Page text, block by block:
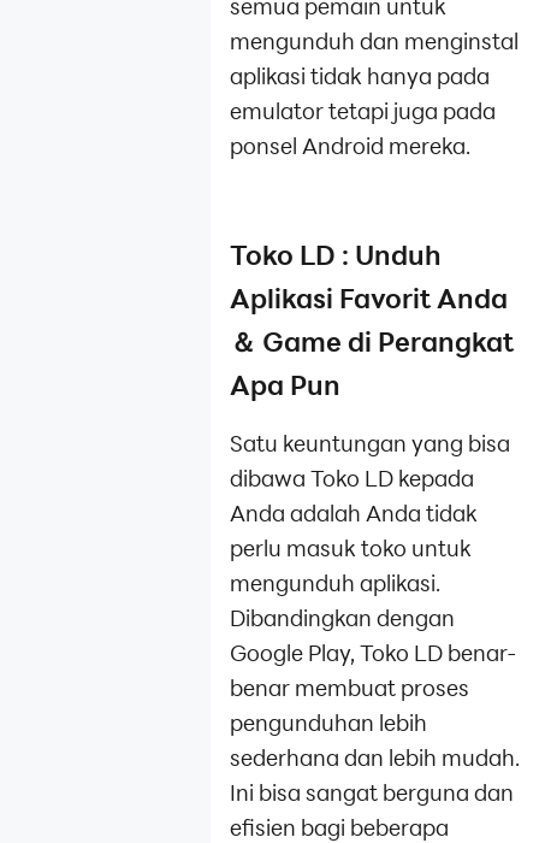
semua pemain untuk
mengunduh dan menginstal
aplikasi tidak hanya pada
emulator tetapi juga pada
ponsel Android mereka.
Toko LD : Unduh
Aplikasi Favorit Anda
＆ Game di Perangkat
Apa Pun
Satu keuntungan yang bisa
dibawa Toko LD kepada
Anda adalah Anda tidak
perlu masuk toko untuk
mengunduh aplikasi.
Dibandingkan dengan
Google Play, Toko LD benar-
benar membuat proses
pengunduhan lebih
sederhana dan lebih mudah.
Ini bisa sangat berguna dan
efisien bagi beberapa